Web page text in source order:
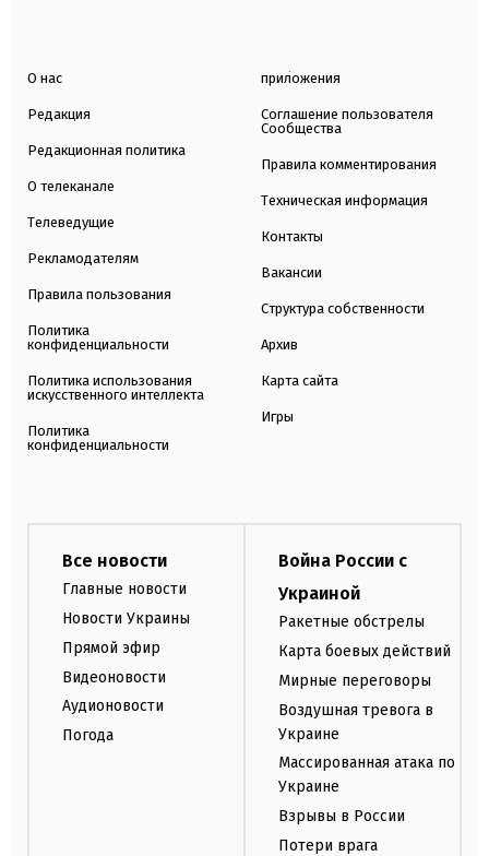
О нас
Редакция
Редакционная политика
О телеканале
Телеведущие
Рекламодателям
Правила пользования
Политика
конфиденциальности
Политика использования
искусственного интеллекта
Политика
конфиденциальности
приложения
Соглашение пользователя
Сообщества
Правила комментирования
Техническая информация
Контакты
Вакансии
Структура собственности
Архив
Карта сайта
Игры
Все новости
Главные новости
Новости Украины
Прямой эфир
Видеоновости
Аудионовости
Погода
Война России с
Украиной
Ракетные обстрелы
Карта боевых действий
Мирные переговоры
Воздушная тревога в
Украине
Массированная атака по
Украине
Взрывы в России
Потери врага